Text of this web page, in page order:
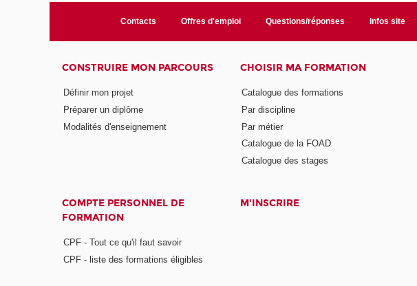
Contacts Offres d'emploi Questions/réponses Infos site
CONSTRUIRE MON PARCOURS
Définir mon projet
Préparer un diplôme
Modalités d'enseignement
CHOISIR MA FORMATION
Catalogue des formations
Par discipline
Par métier
Catalogue de la FOAD
Catalogue des stages
COMPTE PERSONNEL DE
FORMATION
CPF - Tout ce qu'il faut savoir
CPF - liste des formations éligibles
M'INSCRIRE